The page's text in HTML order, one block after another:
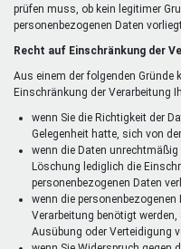
prüfen muss, ob kein legitimer
personenbezogenen Daten
Recht auf Einschränkung der
Aus einem der folgenden Gründe
Einschränkung der Verarbeitung
wenn Sie die Richtigkeit der
Gelegenheit hatte, sich von
wenn die Daten unrechtmäßig
Löschung lediglich die
personenbezogenen Daten
wenn die
Verarbeitung benötigt werden,
Ausübung oder Verteidigung